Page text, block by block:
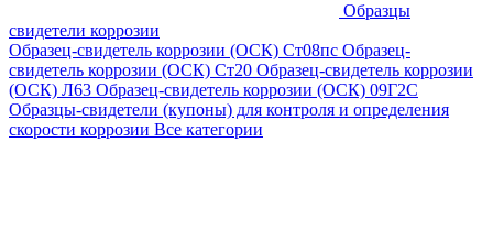
Образцы
свидетели коррозии
Образец-свидетель коррозии (ОСК) Ст08пс Образец-
свидетель коррозии (ОСК) Ст20 Образец-свидетель коррозии
(ОСК) Л63 Образец-свидетель коррозии (ОСК) 09Г2С
Образцы-свидетели (купоны) для контроля и определения
скорости коррозии Все категории